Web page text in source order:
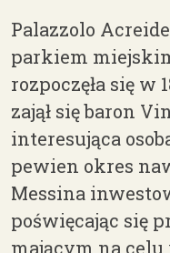
Palazzolo
parkiem
rozpoczęła się w
zajął się baron
interesująca
pewien okres
Messina i
poświęcając się
mającym na